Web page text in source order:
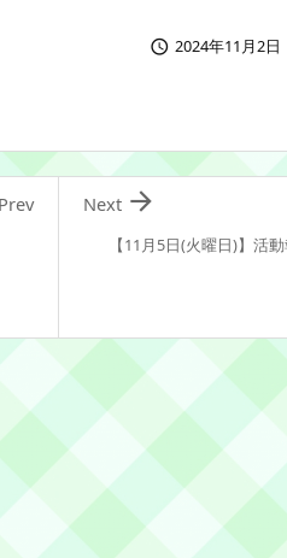
 2024年11月2日
【11月5日(火曜日)】活

Next
Prev